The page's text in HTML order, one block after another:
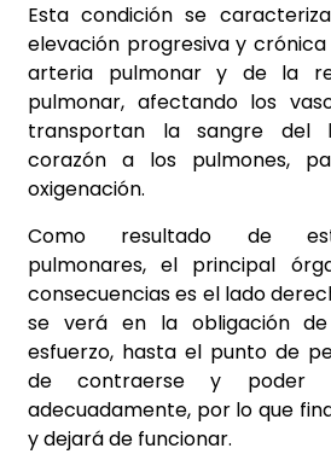
Esta condición se
elevación progresiva y
arteria pulmonar y de la
pulmonar, afectando los
transportan la sangre del
corazón a los pulmones,
oxigenación.
Como resultado de
pulmonares, el principal
consecuencias es el lado
se verá en la obligación
esfuerzo, hasta el punto de
de contraerse y poder
adecuadamente, por lo que
y dejará de funcionar.